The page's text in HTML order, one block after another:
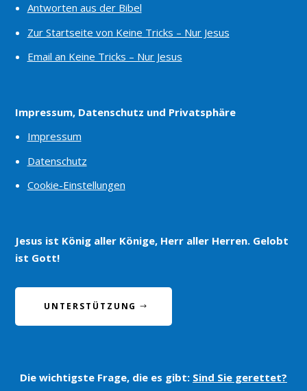
Antworten aus der Bibel
Zur Startseite von Keine Tricks – Nur Jesus
Email an Keine Tricks – Nur Jesus
Impressum, Datenschutz und Privatsphäre
Impressum
Datenschutz
Cookie-Einstellungen
Jesus ist König aller Könige, Herr aller Herren. Gelobt
ist Gott!
UNTERSTÜTZUNG
Die wichtigste Frage, die es gibt: Sind Sie gerettet?